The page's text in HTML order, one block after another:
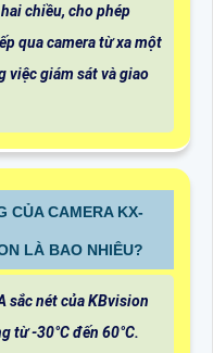
chiều, cho phép
qua camera từ xa một
việc giám sát và giao
CỦA CAMERA KX-
LÀ BAO NHIÊU?
sắc nét của KBvision
từ -30°C đến 60°C.